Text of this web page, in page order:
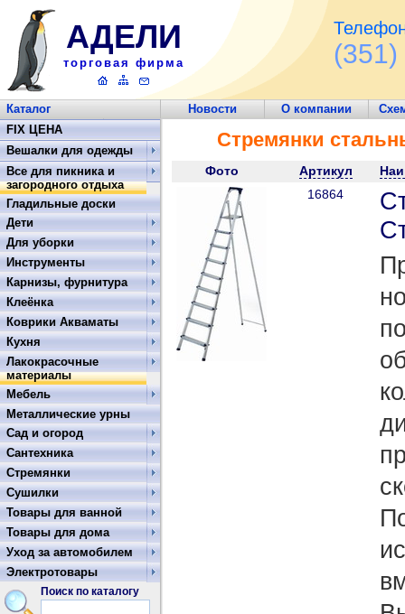
АДЕЛИ
торговая фирма (351)
Каталог Новости О компании
Обратная связь
Стремянки
Фото Артикул
16864
FIX ЦЕНА
Вешалки для одежды
Все для пикника и
загородного отдыха
Гладильные доски
Дети
Для уборки
Инструменты
Карнизы, фурнитура
Клеёнка
Коврики Акваматы
Кухня
Лакокрасочные
материалы
Мебель
Металлические урны
Сад и огород
Сантехника
Стремянки
Сушилки
Товары для ванной
Товары для дома
Уход за автомобилем
Электротовары
Поиск по каталогу